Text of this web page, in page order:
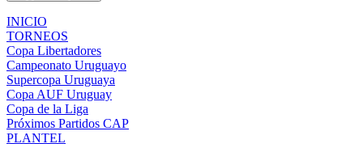
INICIO
TORNEOS
Copa Libertadores
Campeonato Uruguayo
Supercopa Uruguaya
Copa AUF Uruguay
Copa de la Liga
Próximos Partidos CAP
PLANTEL